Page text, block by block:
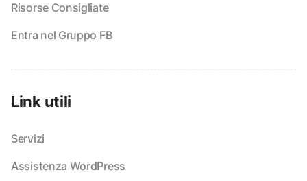
Risorse Consigliate
Entra nel Gruppo FB
Link utili
Servizi
Assistenza WordPress